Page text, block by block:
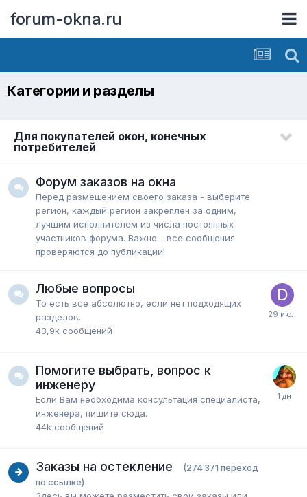
forum-okna.ru
Категории и разделы
Для покупателей окон, конечных
потребителей
Форум заказов на окна
Перед размещением своего заказа - выберите
регион, каждый регион закреплен за одним,
лучшим исполнителем из числа постоянных
участников форума. Важно - все сообщения
проверяются до публикации!
Любые вопросы
То есть все абсолютно, если нет подходящих
разделов.
43,9k сообщений
Помогите выбрать, вопрос к
инженеру
Если Вам необходима консультация специалиста,
инженера, пишите сюда.
44k сообщений
Заказы на остекление
(274 371 переход
по ссылке)